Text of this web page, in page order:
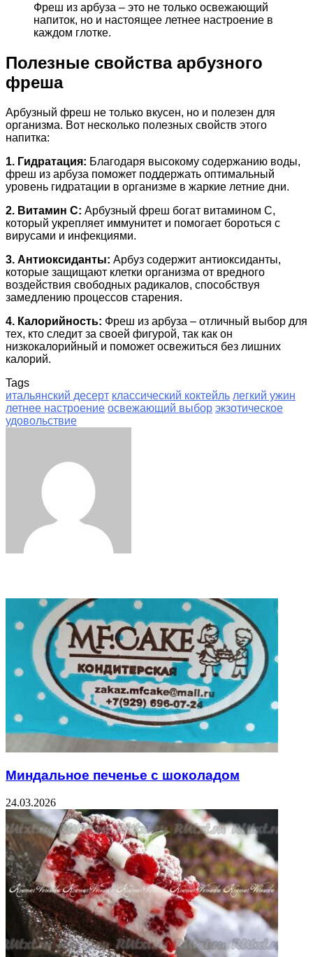
Фреш из арбуза – это не только освежающий
напиток, но и настоящее летнее настроение в
каждом глотке.
Полезные свойства арбузного
фреша
Арбузный фреш не только вкусен, но и полезен для
организма. Вот несколько полезных свойств этого
напитка:
1. Гидратация: Благодаря высокому содержанию воды,
фреш из арбуза поможет поддержать оптимальный
уровень гидратации в организме в жаркие летние дни.
2. Витамин С: Арбузный фреш богат витамином C,
который укрепляет иммунитет и помогает бороться с
вирусами и инфекциями.
3. Антиоксиданты: Арбуз содержит антиоксиданты,
которые защищают клетки организма от вредного
воздействия свободных радикалов, способствуя
замедлению процессов старения.
4. Калорийность: Фреш из арбуза – отличный выбор для
тех, кто следит за своей фигурой, так как он
низкокалорийный и поможет освежиться без лишних
калорий.
Tags
итальянский десерт классический коктейль легкий ужин
летнее настроение освежающий выбор экзотическое
удовольствие
Миндальное печенье с шоколадом
24.03.2026